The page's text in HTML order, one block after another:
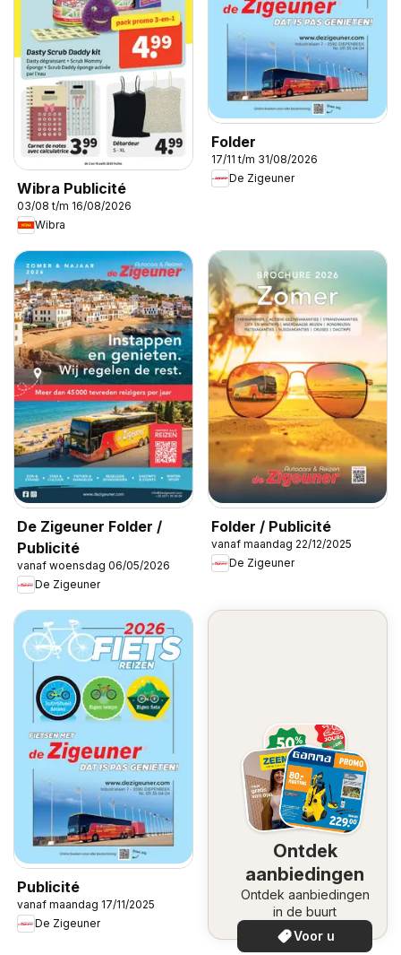
Wibra Publicité
03/08 t/m 16/08/2026
Wibra
Folder
17/11 t/m 31/08/2026
De Zigeuner
De Zigeuner Folder /
Publicité
vanaf woensdag 06/05/2026
De Zigeuner
Folder / Publicité
vanaf maandag 22/12/2025
De Zigeuner
Publicité
vanaf maandag 17/11/2025
De Zigeuner
Ontdek
aanbiedingen
Ontdek aanbiedingen
in de buurt
Voor u